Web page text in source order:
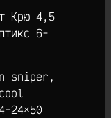
Крю 4,5
6-
sniper,
24×50